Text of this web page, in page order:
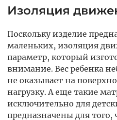
Изоляция
Поскольку изделие
маленьких, изоляция
параметр, который
внимание. Вес ребенка
не оказывает на
нагрузку. А еще такие
исключительно для
предназначены для того,